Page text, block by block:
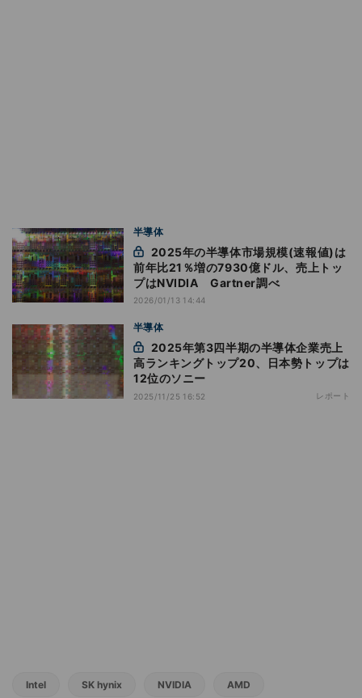
半導体
前年比21％増の7930億ドル、売上トッ
プはNVIDIA Gartner調べ
2026/01/13 14:44
半導体
高ランキングトップ20、日本勢トップは
12位のソニー
2025/11/25 16:52 レポート
Intel SK hynix NVIDIA AMD